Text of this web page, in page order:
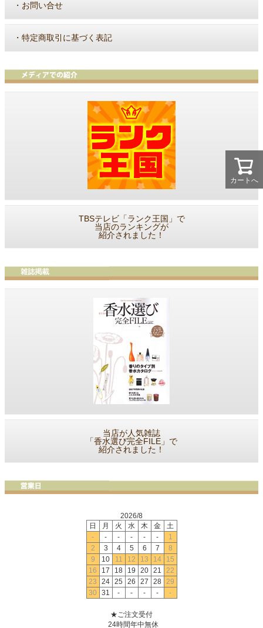
カートへ
・ お問い合せ
・ 特定商取引に基づく表記
TBSテレビ「ランク王国」で
当店のランキングが
紹介されました！
当店が人気雑誌
「香水選び完全FILE」で
紹介されました！
2026/8
日
月 火 水 木 金
土
-
- - - - -
1
2
3 4 5 6 7
8
9
10 11 12 13 14
15
16
17 18 19 20 21
22
23
24 25 26 27 28 29
30
31 - - - - -
★ご注文受付
24時間年中無休